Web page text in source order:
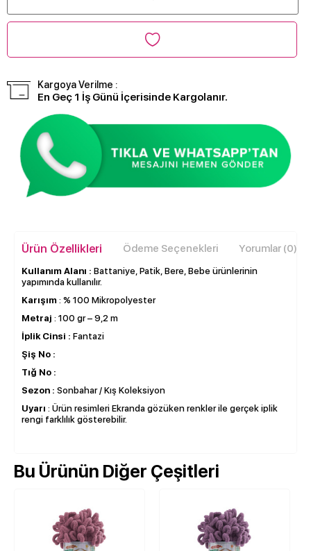
Kargoya Verilme :
En Geç 1 İş Günü İçerisinde Kargolanır.
Ürün Özellikleri Ödeme Seçenekleri Yorumlar (0)
Kullanım Alanı : Battaniye, Patik, Bere, Bebe ürünlerinin
yapımında kullanılır.
Karışım : % 100 Mikropolyester
Metraj : 100 gr – 9,2 m
İplik Cinsi : Fantazi
Şiş No :
Tığ No :
Sezon : Sonbahar / Kış Koleksiyon
Uyarı : Ürün resimleri Ekranda gözüken renkler ile gerçek iplik
rengi farklılık gösterebilir.
Bu Ürünün Diğer Çeşitleri